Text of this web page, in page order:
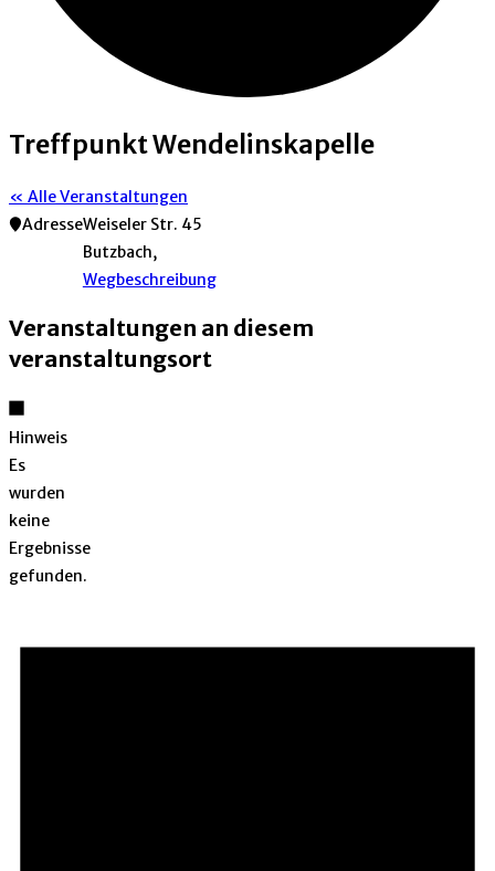
Treffpunkt Wendelinskapelle
« Alle Veranstaltungen
AdresseWeiseler Str. 45
Butzbach,
Wegbeschreibung
Veranstaltungen an diesem
veranstaltungsort
Hinweis
Es
wurden
keine
Ergebnisse
gefunden.